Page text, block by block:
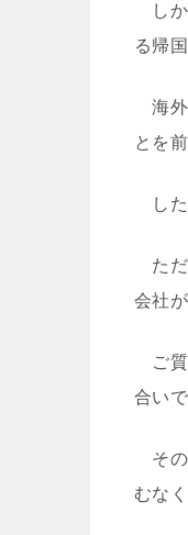
しか
る帰
海外
とを
した
ただ
会社
ご質
合い
その
むな